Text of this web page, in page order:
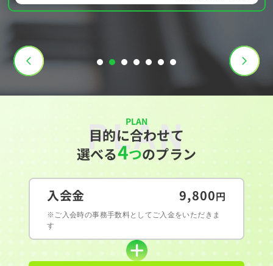
PLAN
目的に合わせて
選べる4つのプラン
PLAN
入会金 9,800円
※ご入会時の事務手数料としてご入金をいただきま
す